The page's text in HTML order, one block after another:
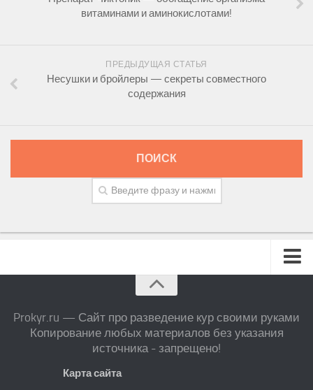
витаминами и аминокислотами!
ПРЕДЫДУЩАЯ СТАТЬЯ
Несушки и бройлеры — секреты совместного
содержания
ПОИСК
Prokyr.ru — Сайт про разведение кур своими руками
Копирование любых материалов без указания
источника - запрещено!
Карта сайта